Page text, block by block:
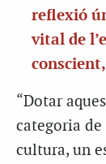
reflexió
vital de
“Dotar
categoria de
cultura, un